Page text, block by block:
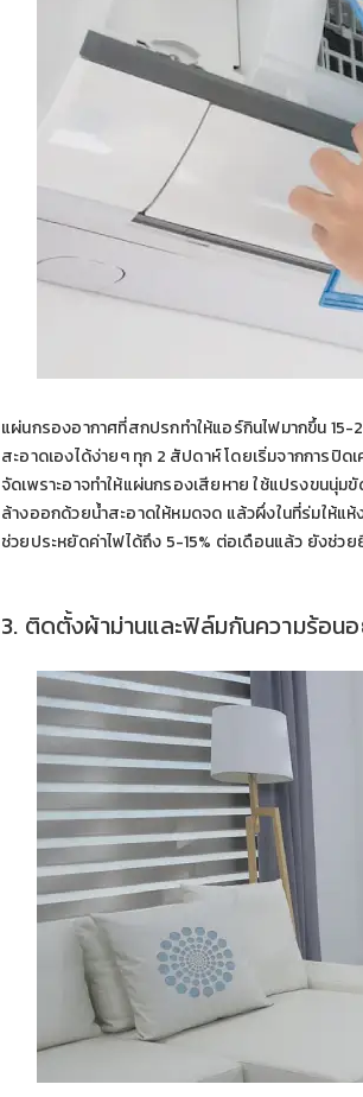
แผ่นกรองอากาศที่สกปรกทำให้แอร์กินไฟมากขึ้น
สะอาดเองได้ง่ายๆ ทุก 2 สัปดาห์ โดยเริ่มจากการ
จัดเพราะอาจทำให้แผ่นกรองเสียหาย ใช้แปรงขนนุ่
ล้างออกด้วยน้ำสะอาดให้หมดจด แล้วผึ่งในที่ร่มให้แ
ช่วยประหยัดค่าไฟได้ถึง 5-15% ต่อเดือนแล้ว ยังช่
3. ติดตั้งผ้าม่านและฟิล์มกันความร้อน